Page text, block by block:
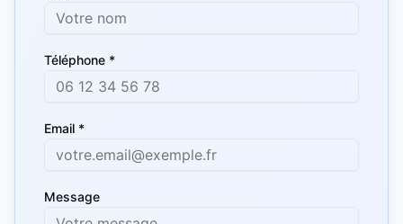
Téléphone *
Email *
Message